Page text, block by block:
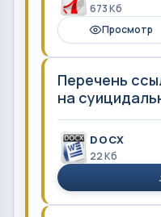
673 Кб
Просмотр
Перечень
на
DOCX
22 Кб